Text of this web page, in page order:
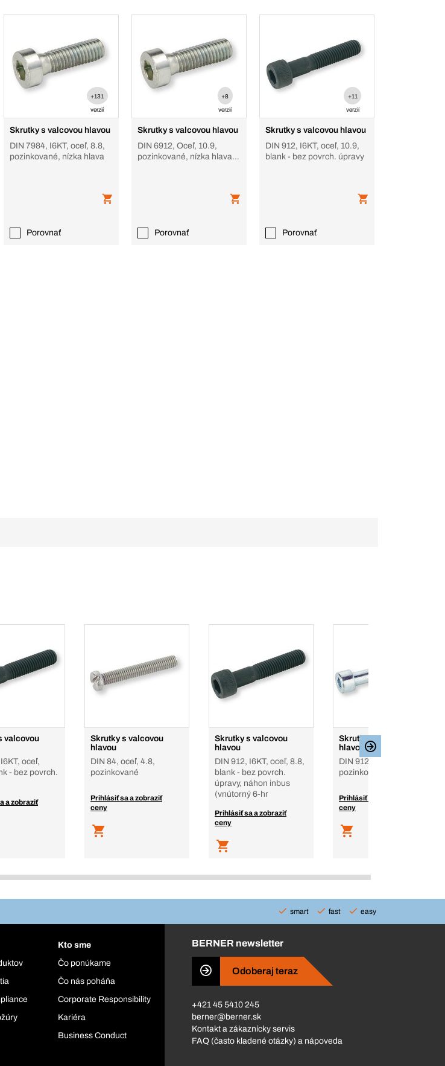
+131
verzií
Skrutky s valcovou hlavou
DIN 7984, I6KT, oceľ, 8.8,
pozinkované, nízka hlava
Porovnať
+8
verzií
Skrutky s valcovou hlavou
DIN 6912, Oceľ, 10.9,
pozinkované, nízka hlava s
Porovnať
+11
verzií
Skrutky s valcovou hlavou
DIN 912, I6KT, oceľ, 10.9,
blank - bez povrch. úpravy
Porovnať
valcovou
oceľ,
- bez povrch.
a zobraziť
Skrutky s valcovou
hlavou
DIN 84, oceľ, 4.8,
pozinkované
Prihlásiť sa a zobraziť
ceny
Skrutky s valcovou
hlavou
DIN 912, I6KT, oceľ, 8.8,
blank - bez povrch.
úpravy, náhon inbus
(vnútorný 6-hr
Prihlásiť sa a zobraziť
ceny
Skrutky s valcovou
hlavou
DIN 912, I6KT, oceľ, 8.8,
pozinkované
Prihlásiť sa a zobraziť
ceny
smart fast easy
Kto sme
Čo ponúkame
Čo nás poháňa
Corporate Responsibility
Kariéra
Business Conduct
BERNER newsletter
Odoberaj teraz
+421 45 5410 245
berner@berner.sk
Kontakt a zákaznícky servis
FAQ (často kladené otázky) a nápoveda